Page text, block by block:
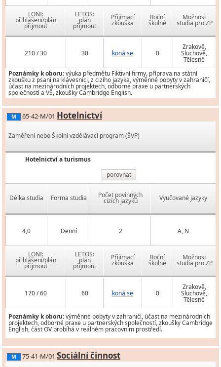
LONI:
přihlášení/plán
přijmout
LETOS:
plán
přijmout
Přijímací
zkouška
Roční
školné
Možnost
studia pro ZP
210 / 30 30 koná se 0
Zrakově,
Sluchově,
Tělesně
Poznámky k oboru:výuka předmětu Fiktivní firmy, příprava na státní
zkoušku z psaní na klávesnici, z cizího jazyka, výměnné pobyty v zahraničí,
účast na mezinárodních projektech, odborné praxe u partnerských
společností a VŠ, zkoušky Cambridge English.
M 65-42-M/01 Hotelnictví
Zaměření nebo Školní vzdělávací program (ŠVP)
Hotelnictví a turismus
porovnat
Délka studia Forma studia Počet povinných
cizích jazyků Vyučované jazyky
4,0 Denní 2 A, N
LONI:
přihlášení/plán
přijmout
LETOS:
plán
přijmout
Přijímací
zkouška
Roční
školné
Možnost
studia pro ZP
170 / 60 60 koná se 0
Zrakově,
Sluchově,
Tělesně
Poznámky k oboru:výměnné pobyty v zahraničí, účast na mezinárodních
projektech, odborné praxe u partnerských společností, zkoušky Cambridge
English, část OV probíhá v reálném pracovním prostředí.
M 75-41-M/01 Sociální činnost